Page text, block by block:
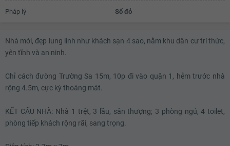
5.55 tỷ
5.67 tỷ
Pháp lý Sổ đỏ
Nhà mới, đẹp lung linh như khách sạn 4 sao, nằm khu dân cư trí thức,
yên tĩnh và an ninh.
Chỉ cách đường Trường Sa 15m, 10p đi vào quận 1, hẻm trước nhà
rộng 4.5m, cực kỳ thoáng mát.
KẾT CẤU NHÀ: Nhà 1 trệt, 3 lầu, sân thượng; 3 phòng ngủ, 4 toilet,
phòng tiếp khách rộng rãi, sang trọng.